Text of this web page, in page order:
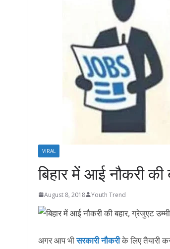
VIRAL
बिहार में आई नौकरी
August 8, 2018 Youth Trend
अगर आप भीसरकारी नौकरीके लिए तैयारी